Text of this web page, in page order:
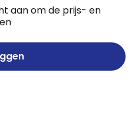
aan om de prijs- en